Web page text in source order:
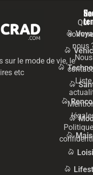
sur le mode de vie, le
etc
Qui
nous
Nous
Liste